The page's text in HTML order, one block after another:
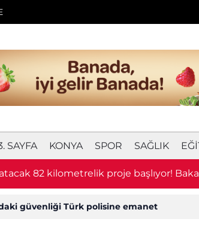
SAYFA KONYA SPOR SAĞLIK
82 kilometrelik proje başlıyor!
güvenliği Türk polisine emanet